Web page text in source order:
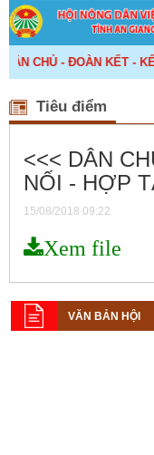
CHỦ - ĐOÀN KẾT - KẾ
Tiêu điểm
<<< DÂN
NỐI - HỢP
15/08/2018 09:22
Xem file
VĂN BẢN HỘI